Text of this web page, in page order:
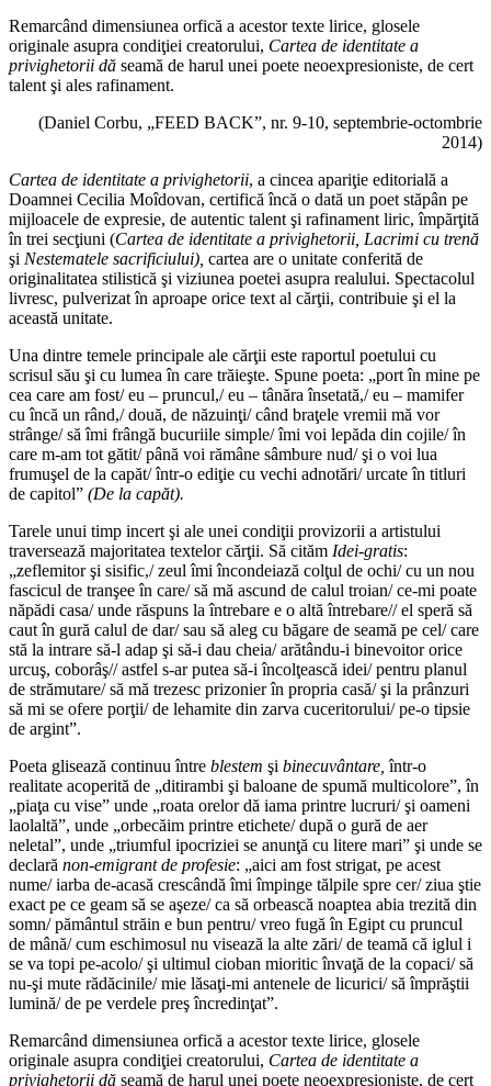
Remarcând dimensiunea orfică a acestor texte lirice, glosele
originale asupra condiţiei creatorului, Cartea de identitate a
privighetorii dă seamă de harul unei poete neoexpresioniste, de cert
talent şi ales rafinament.
(Daniel Corbu, „FEED BACK”, nr. 9-10, septembrie-octombrie
2014)
Cartea de identitate a privighetorii, a cincea apariţie editorială a
Doamnei Cecilia Moîdovan, certifică încă o dată un poet stăpân pe
mijloacele de expresie, de autentic talent şi rafinament liric, împărţită
în trei secţiuni (Cartea de identitate a privighetorii, Lacrimi cu trenă
şi Nestematele sacrificiului), cartea are o unitate conferită de
originalitatea stilistică şi viziunea poetei asupra realului. Spectacolul
livresc, pulverizat în aproape orice text al cărţii, contribuie şi el la
această unitate.
Una dintre temele principale ale cărţii este raportul poetului cu
scrisul său şi cu lumea în care trăieşte. Spune poeta: „port în mine pe
cea care am fost/ eu – pruncul,/ eu – tânăra însetată,/ eu – mamifer
cu încă un rând,/ două, de năzuinţi/ când braţele vremii mă vor
strânge/ să îmi frângă bucuriile simple/ îmi voi lepăda din cojile/ în
care m-am tot gătit/ până voi rămâne sâmbure nud/ şi o voi lua
frumuşel de la capăt/ într-o ediţie cu vechi adnotări/ urcate în titluri
de capitol” (De la capăt).
Tarele unui timp incert şi ale unei condiţii provizorii a artistului
traversează majoritatea textelor cărţii. Să cităm Idei-gratis:
„zeflemitor şi sisific,/ zeul îmi încondeiază colţul de ochi/ cu un nou
fascicul de tranşee în care/ să mă ascund de calul troian/ ce-mi poate
năpădi casa/ unde răspuns la întrebare e o altă întrebare// el speră să
caut în gură calul de dar/ sau să aleg cu băgare de seamă pe cel/ care
stă la intrare să-l adap şi să-i dau cheia/ arătându-i binevoitor orice
urcuş, coborâş// astfel s-ar putea să-i încolţească idei/ pentru planul
de strămutare/ să mă trezesc prizonier în propria casă/ şi la prânzuri
să mi se ofere porţii/ de lehamite din zarva cuceritorului/ pe-o tipsie
de argint”.
Poeta glisează continuu între blestem şi binecuvântare,într-o
realitate acoperită de „ditirambi şi baloane de spumă multicolore”, în
„piaţa cu vise” unde „roata orelor dă iama printre lucruri/ şi oameni
laolaltă”, unde „orbecăim printre etichete/ după o gură de aer
neletal”, unde „triumful ipocriziei se anunţă cu litere mari” şi unde se
declară non-emigrant de profesie: „aici am fost strigat, pe acest
nume/ iarba de-acasă crescândă îmi împinge tălpile spre cer/ ziua ştie
exact pe ce geam să se aşeze/ ca să orbească noaptea abia trezită din
somn/ pământul străin e bun pentru/ vreo fugă în Egipt cu pruncul
de mână/ cum eschimosul nu visează la alte zări/ de teamă că iglul i
se va topi pe-acolo/ şi ultimul cioban mioritic învaţă de la copaci/ să
nu-şi mute rădăcinile/ mie lăsaţi-mi antenele de licurici/ să împrăştii
lumină/ de pe verdele preş încredinţat”.
Remarcând dimensiunea orfică a acestor texte lirice, glosele
originale asupra condiţiei creatorului, Cartea de identitate a
privighetorii dă seamă de harul unei poete neoexpresioniste, de cert